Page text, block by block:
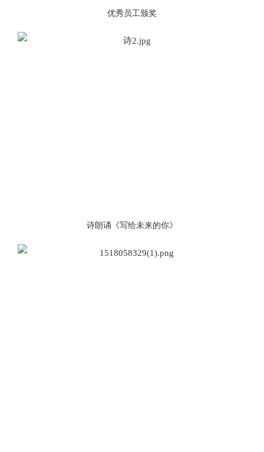
优秀员工颁奖
诗朗诵《写给未来的你》